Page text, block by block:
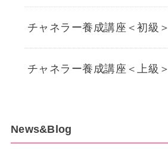
チャネラー養成講座＜初級＞
チャネラー養成講座＜上級＞
News&Blog